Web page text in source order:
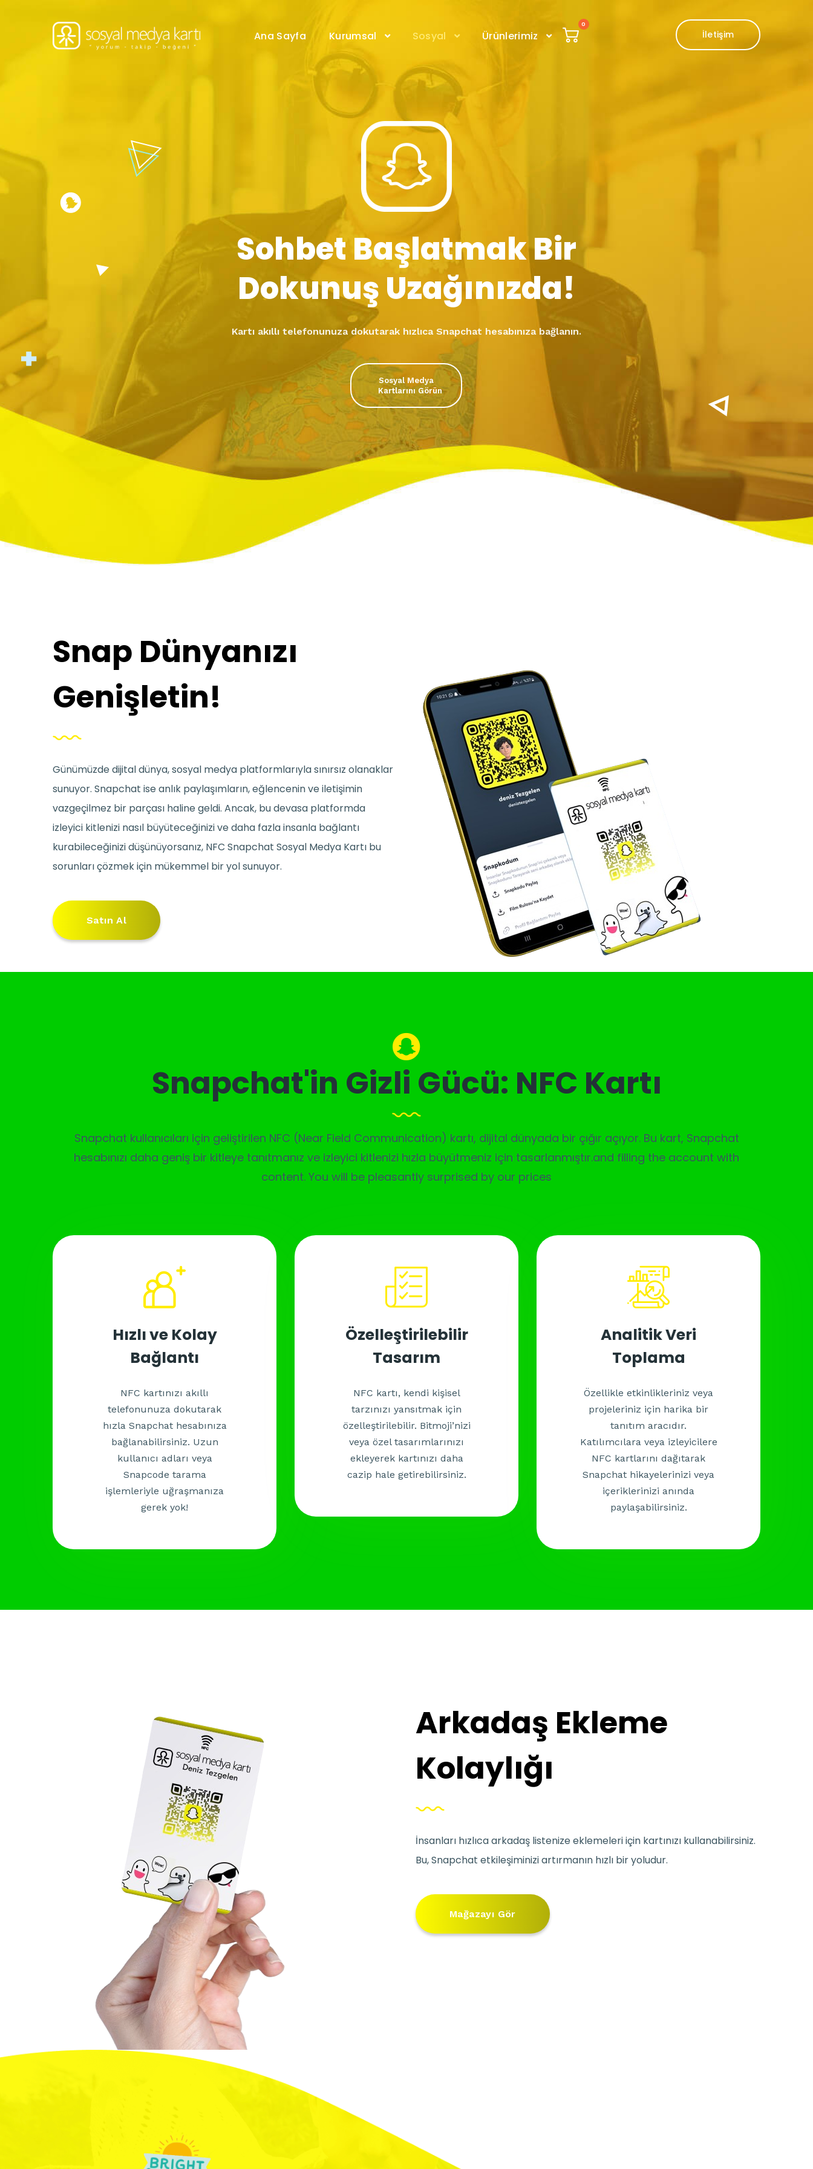
Ana Sayfa Kurumsal Sosyal Ürünlerimiz
0
İletişim
Sohbet Başlatmak Bir
Dokunuş Uzağınızda!
Kartı akıllı telefonunuza dokutarak hızlıca Snapchat hesabınıza bağlanın.
Sosyal Medya
Kartlarını Görün
Snap Dünyanızı
Genişletin!
Günümüzde dijital dünya, sosyal medya platformlarıyla sınırsız olanaklar
sunuyor. Snapchat ise anlık paylaşımların, eğlencenin ve iletişimin
vazgeçilmez bir parçası haline geldi. Ancak, bu devasa platformda
izleyici kitlenizi nasıl büyüteceğinizi ve daha fazla insanla bağlantı
kurabileceğinizi düşünüyorsanız, NFC Snapchat Sosyal Medya Kartı bu
sorunları çözmek için mükemmel bir yol sunuyor.
Satın Al
Snapchat'in Gizli Gücü: NFC Kartı
Snapchat kullanıcıları için geliştirilen NFC (Near Field Communication) kartı, dijital dünyada bir çığır açıyor. Bu kart, Snapchat
hesabınızı daha geniş bir kitleye tanıtmanız ve izleyici kitlenizi hızla büyütmeniz için tasarlanmıştır.and filling the account with
content. You will be pleasantly surprised by our prices
Hızlı ve Kolay
Bağlantı
NFC kartınızı akıllı
telefonunuza dokutarak
hızla Snapchat hesabınıza
bağlanabilirsiniz. Uzun
kullanıcı adları veya
Snapcode tarama
işlemleriyle uğraşmanıza
gerek yok!
Özelleştirilebilir
Tasarım
NFC kartı, kendi kişisel
tarzınızı yansıtmak için
özelleştirilebilir. Bitmoji’nizi
veya özel tasarımlarınızı
ekleyerek kartınızı daha
cazip hale getirebilirsiniz.
Analitik Veri
Toplama
Özellikle etkinlikleriniz veya
projeleriniz için harika bir
tanıtım aracıdır.
Katılımcılara veya izleyicilere
NFC kartlarını dağıtarak
Snapchat hikayelerinizi veya
içeriklerinizi anında
paylaşabilirsiniz.
Arkadaş Ekleme
Kolaylığı
İnsanları hızlıca arkadaş listenize eklemeleri için kartınızı kullanabilirsiniz.
Bu, Snapchat etkileşiminizi artırmanın hızlı bir yoludur.
Mağazayı Gör